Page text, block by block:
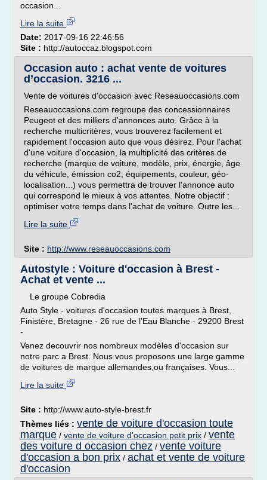
occasion...
Lire la suite
Date: 2017-09-16 22:46:56
Site : http://autoccaz.blogspot.com
Occasion auto : achat vente de voitures
d’occasion. 3216 ...
Vente de voitures d'occasion avec Reseauoccasions.com
Reseauoccasions.com regroupe des concessionnaires
Peugeot et des milliers d'annonces auto. Grâce à la
recherche multicritères, vous trouverez facilement et
rapidement l'occasion auto que vous désirez. Pour l'achat
d'une voiture d'occasion, la multiplicité des critères de
recherche (marque de voiture, modèle, prix, énergie, âge
du véhicule, émission co2, équipements, couleur, géo-
localisation...) vous permettra de trouver l'annonce auto
qui correspond le mieux à vos attentes. Notre objectif :
optimiser votre temps dans l'achat de voiture. Outre les...
Lire la suite
Site : http://www.reseauoccasions.com
Autostyle : Voiture d'occasion à Brest -
Achat et vente ...
Le groupe Cobredia
Auto Style - voitures d'occasion toutes marques à Brest,
Finistère, Bretagne - 26 rue de l'Eau Blanche - 29200 Brest
-
Venez decouvrir nos nombreux modèles d'occasion sur
notre parc a Brest. Nous vous proposons une large gamme
de voitures de marque allemandes,ou françaises. Vous...
Lire la suite
Site : http://www.auto-style-brest.fr
Thèmes liés : vente de voiture d'occasion toute
marque / vente de voiture d'occasion petit prix / vente
des voiture d occasion chez / vente voiture
d'occasion a bon prix / achat et vente de voiture
d'occasion